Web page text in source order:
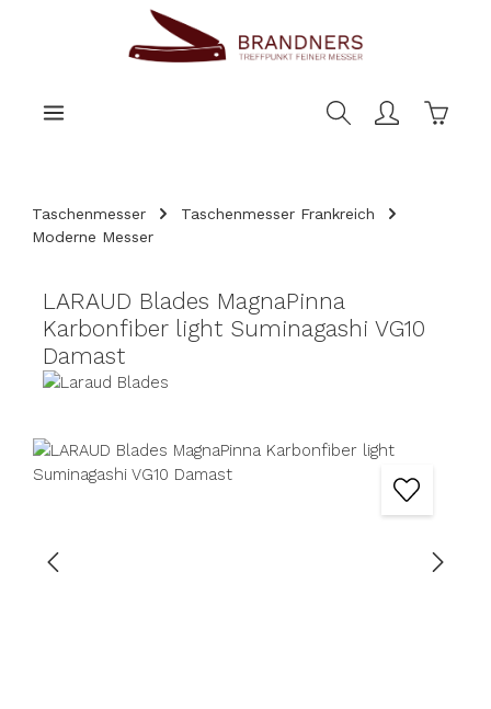
Taschenmesser
Taschenmesser Frankreich
Moderne Messer
LARAUD Blades MagnaPinna
Karbonfiber light Suminagashi VG10
Damast
Bildergalerie überspringen